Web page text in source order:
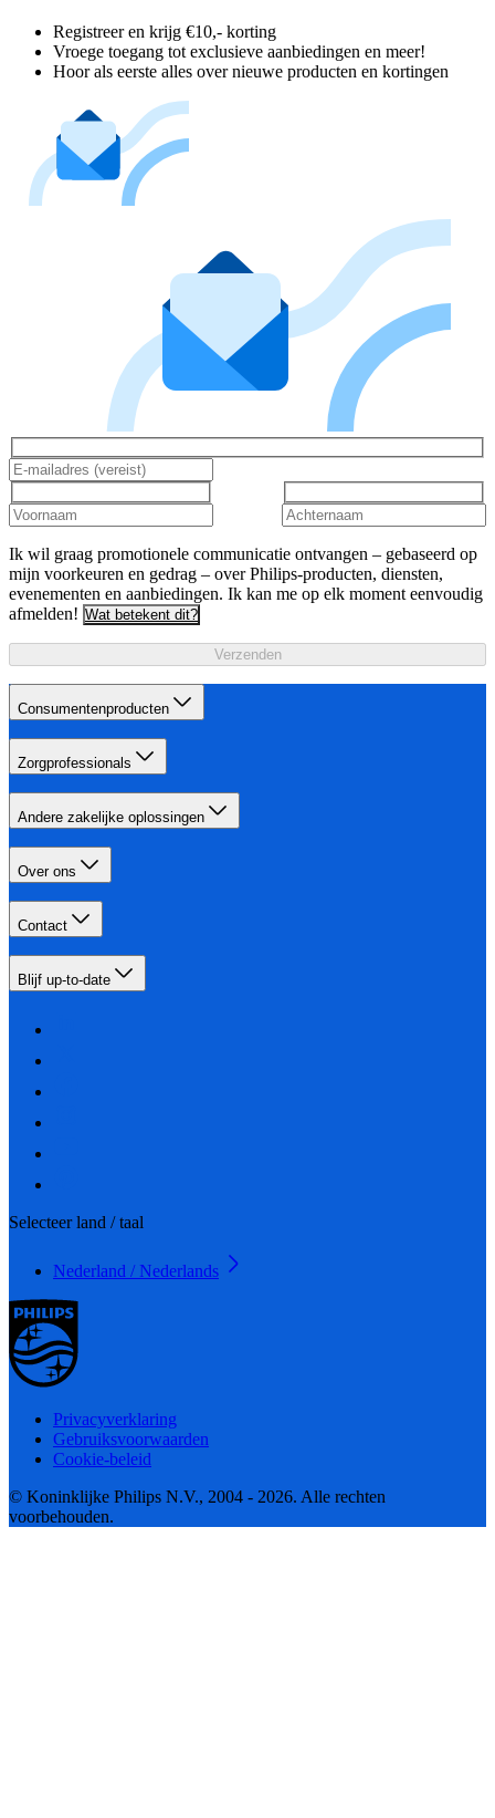
Registreer en krijg €10,- korting
Vroege toegang tot exclusieve aanbiedingen en meer!
Hoor als eerste alles over nieuwe producten en kortingen
Ik wil graag promotionele communicatie ontvangen – gebaseerd op
mijn voorkeuren en gedrag – over Philips-producten, diensten,
evenementen en aanbiedingen. Ik kan me op elk moment eenvoudig
afmelden! Wat betekent dit?
Verzenden
Consumentenproducten
Zorgprofessionals
Andere zakelijke oplossingen
Over ons
Contact
Blijf up-to-date
Selecteer land / taal
Nederland / Nederlands
Privacyverklaring
Gebruiksvoorwaarden
Cookie-beleid
© Koninklijke Philips N.V., 2004 - 2026. Alle rechten
voorbehouden.